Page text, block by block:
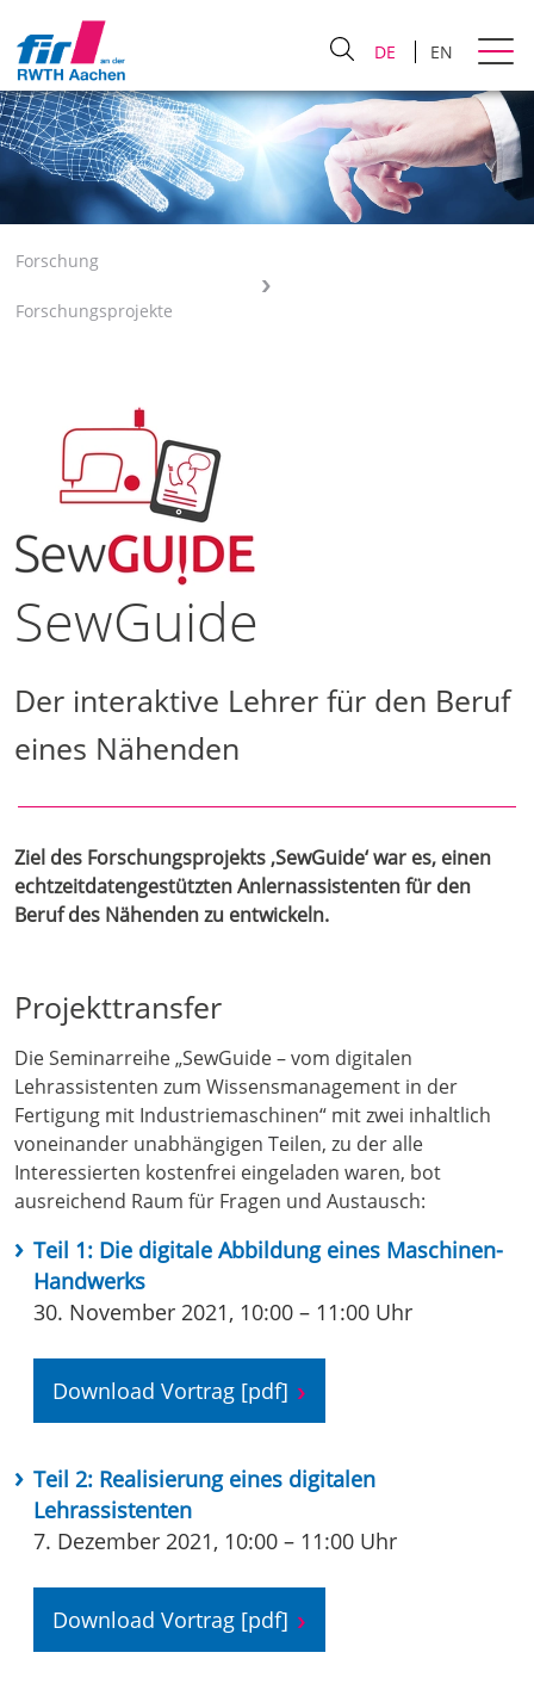
DE EN
Forschung
Forschungsprojekte
SewGuide
Der interaktive Lehrer für den Beruf
eines Nähenden
Ziel des Forschungsprojekts ‚SewGuide‘ war es, einen
echtzeitdatengestützten Anlernassistenten für den
Beruf des Nähenden zu entwickeln.
Projekttransfer
Die Seminarreihe „SewGuide – vom digitalen
Lehrassistenten zum Wissensmanagement in der
Fertigung mit Industriemaschinen“ mit zwei inhaltlich
voneinander unabhängigen Teilen, zu der alle
Interessierten kostenfrei eingeladen waren, bot
ausreichend Raum für Fragen und Austausch:
Teil 1: Die digitale Abbildung eines Maschinen-
Handwerks
30. November 2021, 10:00 – 11:00 Uhr
Download Vortrag [pdf]
Teil 2: Realisierung eines digitalen
Lehrassistenten
7. Dezember 2021, 10:00 – 11:00 Uhr
Download Vortrag [pdf]